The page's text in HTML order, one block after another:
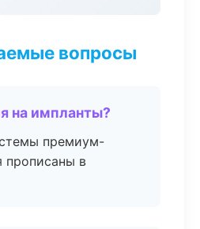
вопросы
на импланты?
премиум-
прописаны в